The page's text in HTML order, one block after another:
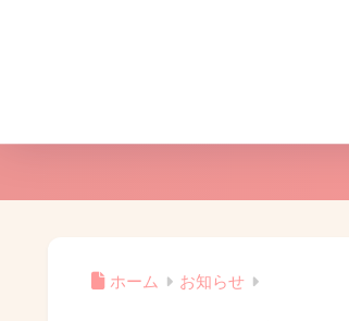
ホーム お知らせ